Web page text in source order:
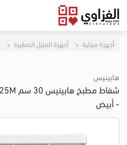
أجهزة منزلية أجهزة المنزل الصغيرة
هابينيس
- أبيض